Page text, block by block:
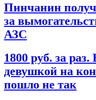
Пинчанин
за
АЗС
1800 руб. за раз.
девушкой на
пошло не так